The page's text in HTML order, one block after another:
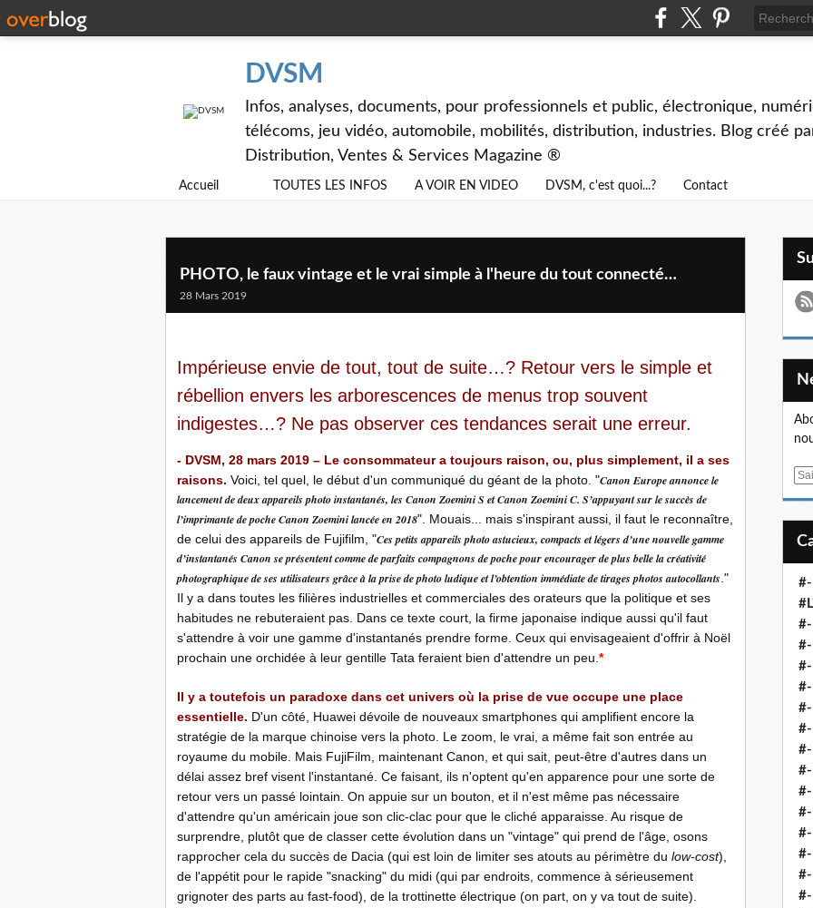
DVSM
Infos, analyses, documents, pour professionnels et public, électronique,
télécoms, jeu vidéo, automobile, mobilités, distribution, industries. Blog créé
Distribution, Ventes & Services Magazine ®
Accueil TOUTES LES INFOS A VOIR EN VIDEO DVSM, c'est quoi...? Contact
PHOTO, le faux vintage et le vrai simple à l'heure du tout connecté…
28 Mars 2019
Impérieuse envie de tout, tout de suite…? Retour vers le simple et
rébellion envers les arborescences de menus trop souvent
indigestes…? Ne pas observer ces tendances serait une erreur.
- DVSM, 28 mars 2019 – Le consommateur a toujours raison, ou, plus simplement, il a ses
raisons. Voici, tel quel, le début d'un communiqué du géant de la photo. "Canon Europe annonce le
lancement de deux appareils photo instantanés, les Canon Zoemini S et Canon Zoemini C. S’appuyant sur le succès de
l’imprimante de poche Canon Zoemini lancée en 2018". Mouais... mais s'inspirant aussi, il faut le reconnaître,
de celui des appareils de Fujifilm, "Ces petits appareils photo astucieux, compacts et légers d’une nouvelle gamme
d’instantanés Canon se présentent comme de parfaits compagnons de poche pour encourager de plus belle la créativité
photographique de ses utilisateurs grâce à la prise de photo ludique et l’obtention immédiate de tirages photos autocollants ."
Il y a dans toutes les filières industrielles et commerciales des orateurs que la politique et ses
habitudes ne rebuteraient pas. Dans ce texte court, la firme japonaise indique aussi qu'il faut
s'attendre à voir une gamme d'instantanés prendre forme. Ceux qui envisageaient d'offrir à Noël
prochain une orchidée à leur gentille Tata feraient bien d'attendre un peu. *
Il y a toutefois un paradoxe dans cet univers où la prise de vue occupe une place
essentielle. D'un côté, Huawei dévoile de nouveaux smartphones qui amplifient encore la
stratégie de la marque chinoise vers la photo. Le zoom, le vrai, a même fait son entrée au
royaume du mobile. Mais FujiFilm, maintenant Canon, et qui sait, peut-être d'autres dans un
délai assez bref visent l'instantané. Ce faisant, ils n'optent qu'en apparence pour une sorte de
retour vers un passé lointain. On appuie sur un bouton, et il n'est même pas nécessaire
d'attendre qu'un américain joue son clic-clac pour que le cliché apparaisse. Au risque de
surprendre, plutôt que de classer cette évolution dans un "vintage" qui prend de l'âge, osons
rapprocher cela du succès de Dacia (qui est loin de limiter ses atouts au périmètre du low-cost),
de l'appétit pour le rapide "snacking" du midi (qui par endroits, commence à sérieusement
grignoter des parts au fast-food), de la trottinette électrique (on part, on y va tout de suite).
E
#-
#-
#-
#-
#-
#-
#-
#-
#-
#-
#-